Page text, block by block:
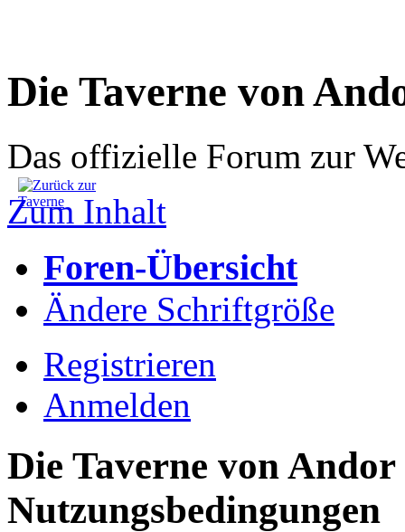
Die Taverne von
Das offizielle Forum zur
Zum Inhalt
Foren-Übersicht
Ändere Schriftgröße
Registrieren
Anmelden
Die Taverne von Andor
Nutzungsbedingungen